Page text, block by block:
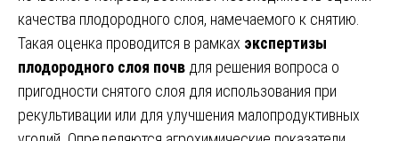
качества плодородного слоя, намечаемого к снятию.
Такая оценка проводится в рамках экспертизы
плодородного слоя почв для решения вопроса о
пригодности снятого слоя для использования при
рекультивации или для улучшения малопродуктивных